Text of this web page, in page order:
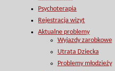
Psychoterapia
Rejestracja wizyt
Aktualne problemy
Wyjazdy zarobkowe
Utrata Dziecka
Problemy młodzieży